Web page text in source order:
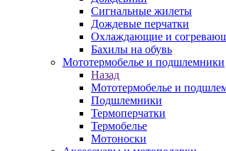
Сигнальные жилеты
Дождевые перчатки
Охлаждающие и
Бахилы на обувь
Мототермобелье и подшлемники
Назад
Мототермобелье и
Подшлемники
Термоперчатки
Термобелье
Мотоноски